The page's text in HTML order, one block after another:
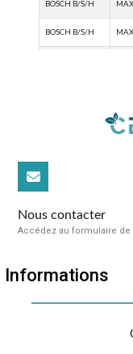
Nous contacter
Accédez au formulaire de
Informations